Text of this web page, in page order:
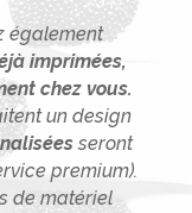
également
imprimées,
chez vous.
un design
naliséesseront
premium).
de matériel